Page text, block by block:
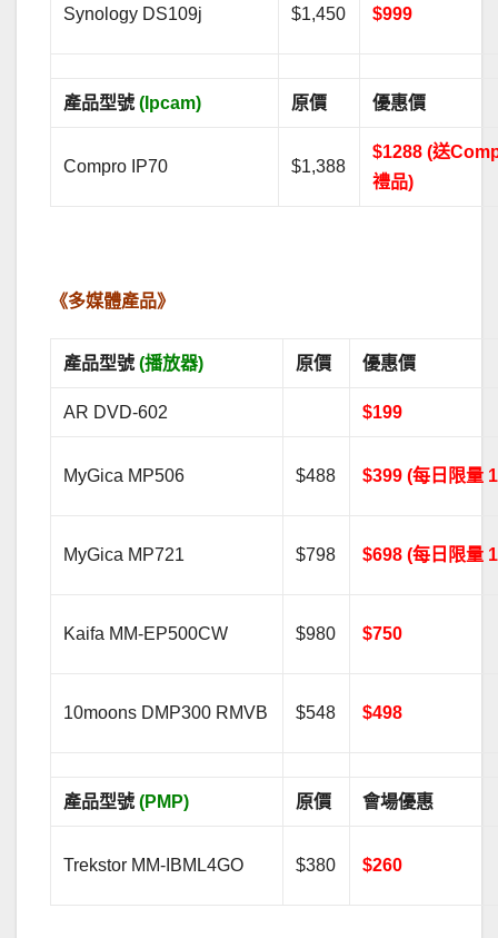
Synology DS109j $1,450 $999
產品型號(Ipcam) 原價 優惠價
Compro IP70 $1,388
$1288 (送
禮品)
《多媒體產品》
產品型號(播放器) 原價 優惠價
AR DVD-602 $199
MyGica MP506 $488 $399 (每日限量
MyGica MP721 $798 $698 (每日限量
Kaifa MM-EP500CW $980 $750
10moons DMP300 RMVB $548 $498
產品型號 (PMP) 原價 會場優惠
Trekstor MM-IBML4GO $380 $260